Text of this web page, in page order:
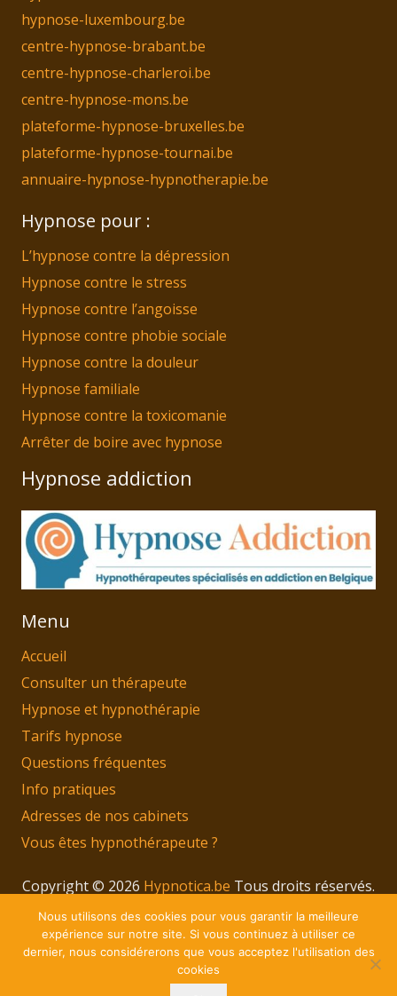
hypnose-luxembourg.be
centre-hypnose-brabant.be
centre-hypnose-charleroi.be
centre-hypnose-mons.be
plateforme-hypnose-bruxelles.be
plateforme-hypnose-tournai.be
annuaire-hypnose-hypnotherapie.be
Hypnose pour :
L’hypnose contre la dépression
Hypnose contre le stress
Hypnose contre l’angoisse
Hypnose contre phobie sociale
Hypnose contre la douleur
Hypnose familiale
Hypnose contre la toxicomanie
Arrêter de boire avec hypnose
Hypnose addiction
Menu
Accueil
Consulter un thérapeute
Hypnose et hypnothérapie
Tarifs hypnose
Questions fréquentes
Info pratiques
Adresses de nos cabinets
Vous êtes hypnothérapeute ?
Copyright © 2026 Hypnotica.be Tous droits réservés.
Privium – Des services qui soutiennent vos soins.
Pour psychologues, psychotherapeutes et
hypnotherapeutes.
Nous utilisons des cookies pour vous garantir la meilleure
expérience sur notre site. Si vous continuez à utiliser ce
dernier, nous considérerons que vous acceptez l'utilisation des
cookies